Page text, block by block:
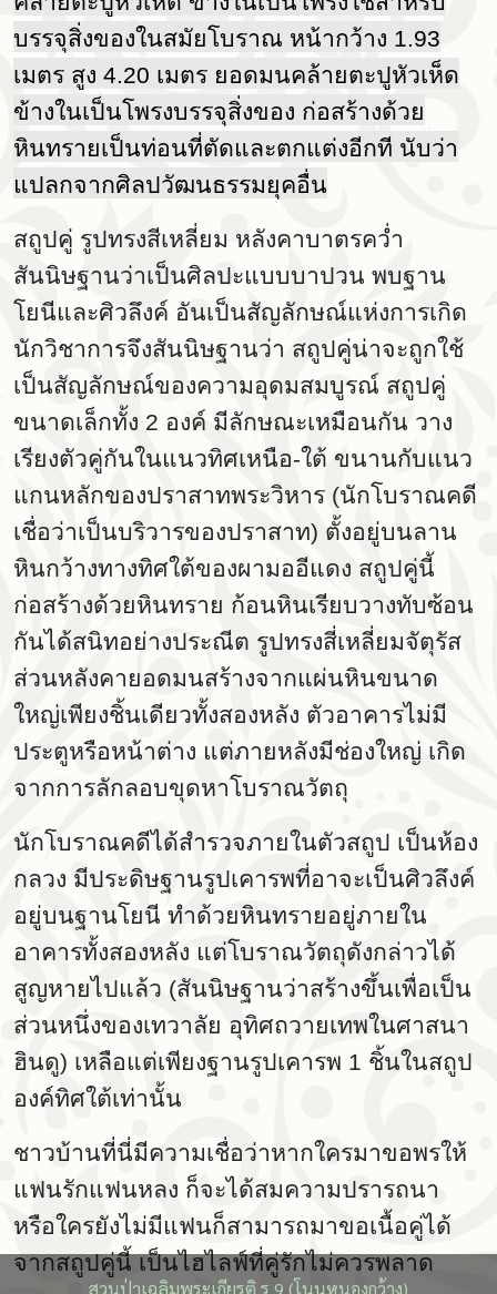
บรรจุสิ่งของในสมัยโบราณ หน้ากว้าง 1.93
เมตร สูง 4.20 เมตร ยอดมนคล้ายตะปูหัวเห็ด
ข้างในเป็นโพรงบรรจุสิ่งของ ก่อสร้างด้วย
หินทรายเป็นท่อนที่ตัดและตกแต่งอีกที นับว่า
แปลกจากศิลปวัฒนธรรมยุคอื่น
สถูปคู่ รูปทรงสีเหลี่ยม หลังคาบาตรคว่ำ
สันนิษฐานว่าเป็นศิลปะแบบบาปวน พบฐาน
โยนีและศิวลึงค์ อันเป็นสัญลักษณ์แห่งการเกิด
นักวิชาการจึงสันนิษฐานว่า สถูปคู่น่าจะถูกใช้
เป็นสัญลักษณ์ของความอุดมสมบูรณ์ สถูปคู่
ขนาดเล็กทั้ง 2 องค์ มีลักษณะเหมือนกัน วาง
เรียงตัวคู่กันในแนวทิศเหนือ-ใต้ ขนานกับแนว
แกนหลักของปราสาทพระวิหาร (นักโบราณคดี
เชื่อว่าเป็นบริวารของปราสาท) ตั้งอยู่บนลาน
หินกว้างทางทิศใต้ของผามออีแดง สถูปคู่นี้
ก่อสร้างด้วยหินทราย ก้อนหินเรียบวางทับซ้อน
กันได้สนิทอย่างประณีต รูปทรงสี่เหลี่ยมจัตุรัส
ส่วนหลังคายอดมนสร้างจากแผ่นหินขนาด
ใหญ่เพียงชิ้นเดียวทั้งสองหลัง ตัวอาคารไม่มี
ประตูหรือหน้าต่าง แต่ภายหลังมีช่องใหญ่ เกิด
จากการลักลอบขุดหาโบราณวัตถุ
นักโบราณคดีได้สำรวจภายในตัวสถูป เป็นห้อง
กลวง มีประดิษฐานรูปเคารพที่อาจะเป็นศิวลึงค์
อยู่บนฐานโยนี ทำด้วยหินทรายอยู่ภายใน
อาคารทั้งสองหลัง แต่โบราณวัตถุดังกล่าวได้
สูญหายไปแล้ว (สันนิษฐานว่าสร้างขึ้นเพื่อเป็น
ส่วนหนึ่งของเทวาลัย อุทิศถวายเทพในศาสนา
ฮินดู) เหลือแต่เพียงฐานรูปเคารพ 1 ชิ้นในสถูป
องค์ทิศใต้เท่านั้น
ชาวบ้านที่นี่มีความเชื่อว่าหากใครมาขอพรให้
แฟนรักแฟนหลง ก็จะได้สมความปรารถนา
หรือใครยังไม่มีแฟนก็สามารถมาขอเนื้อคู่ได้
จากสถูปคู่นี้ เป็นไฮไลฟ์ที่คู่รักไม่ควรพลาด
สวนป่าเฉลิมพระเกียรติ ร.9 (โนนหนองกว้าง)